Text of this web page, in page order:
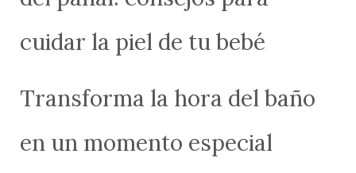
cuidar la piel de tu bebé
Transforma la hora del baño
en un momento especial